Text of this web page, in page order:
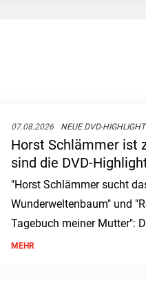
07.08.2026 NEUE DVD-
Horst Schlämmer ist
sind die DVD-
Woche
"Horst Schlämmer sucht
Wunderweltenbaum" und
Tagebuch meiner Mutter":
DVDs und Blu-rays der
MEHR